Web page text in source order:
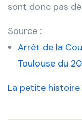
sont donc pas
Source :
Arrêt de la
Toulouse du
La petite histoire